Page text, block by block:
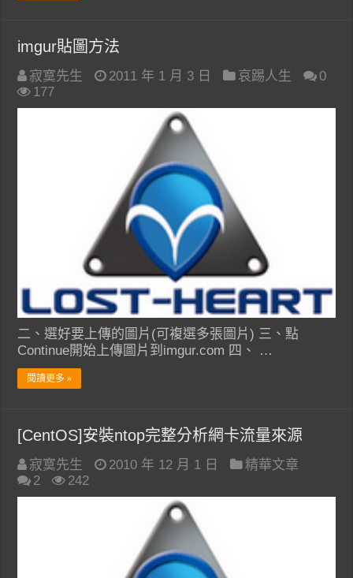
imgur貼圖方法
寂寞先生 2011 年 1 月 3 日 哀踢人生
0
177
二、選好要上傳的圖片(可複選多張圖片) 三、點
Continue開始上傳圖片到imgur.com 四、 …
閱讀更多 »
[CentOS]安裝ntop完整分析網卡流量來源
寂寞先生 2010 年 12 月 1 日
精華文章
2
242